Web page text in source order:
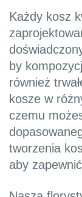
Każdy kosz
by
również
kosze w
czemu
tworzenia
aby